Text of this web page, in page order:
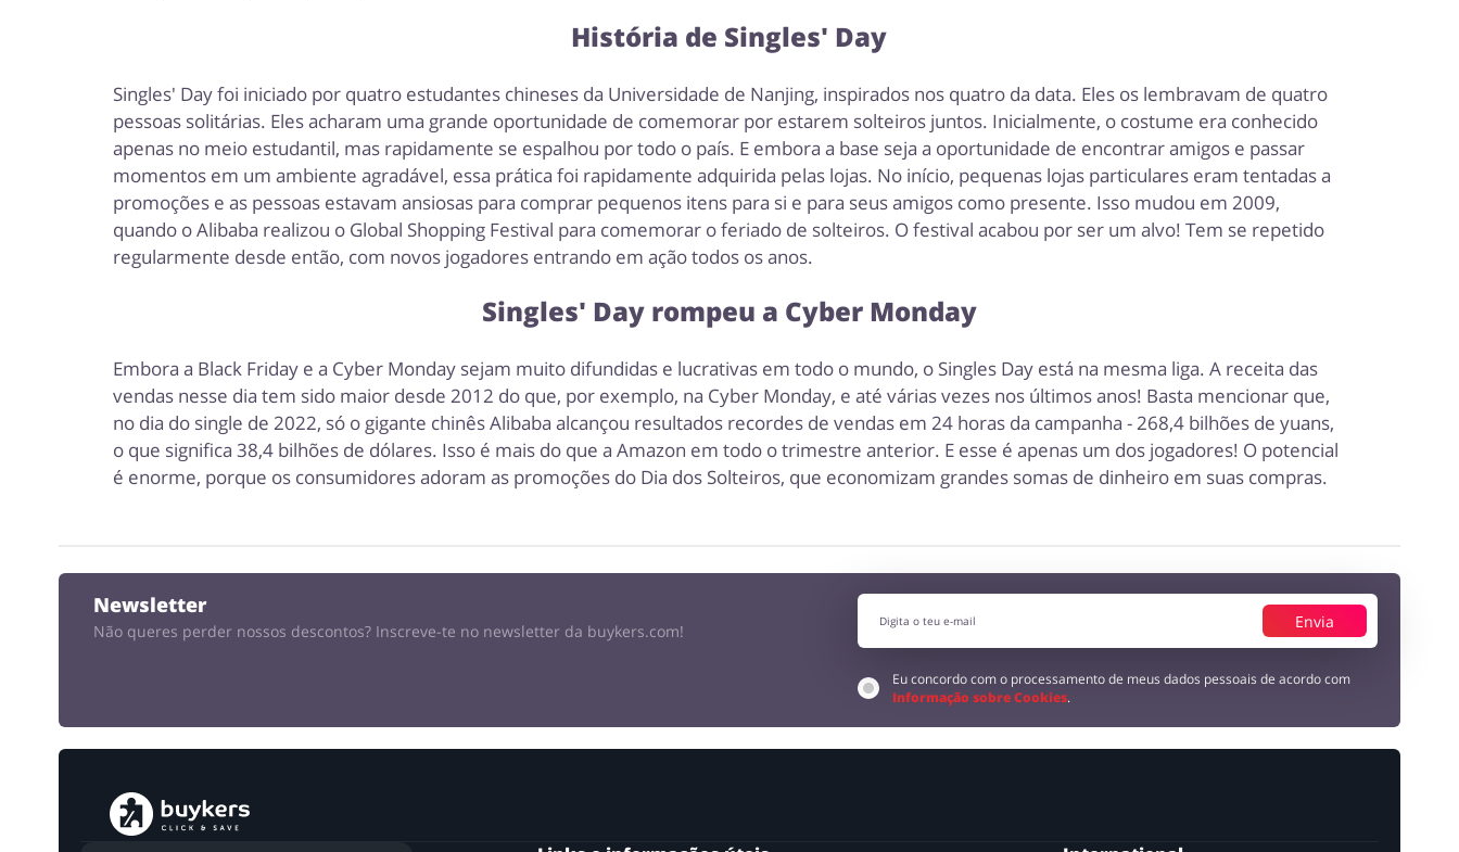
História de Singles' Day
Singles' Day foi iniciado por quatro estudantes chineses da Universidade de Nanjing, inspirados nos quatro da data. Eles os lembravam de quatro
pessoas solitárias. Eles acharam uma grande oportunidade de comemorar por estarem solteiros juntos. Inicialmente, o costume era conhecido
apenas no meio estudantil, mas rapidamente se espalhou por todo o país. E embora a base seja a oportunidade de encontrar amigos e passar
momentos em um ambiente agradável, essa prática foi rapidamente adquirida pelas lojas. No início, pequenas lojas particulares eram tentadas a
promoções e as pessoas estavam ansiosas para comprar pequenos itens para si e para seus amigos como presente. Isso mudou em 2009,
quando o Alibaba realizou o Global Shopping Festival para comemorar o feriado de solteiros. O festival acabou por ser um alvo! Tem se repetido
regularmente desde então, com novos jogadores entrando em ação todos os anos.
Singles' Day rompeu a Cyber ​​Monday
Embora a Black Friday e a Cyber ​​Monday sejam muito difundidas e lucrativas em todo o mundo, o Singles Day está na mesma liga. A receita das
vendas nesse dia tem sido maior desde 2012 do que, por exemplo, na Cyber ​​Monday, e até várias vezes nos últimos anos! Basta mencionar que,
no dia do single de 2022, só o gigante chinês Alibaba alcançou resultados recordes de vendas em 24 horas da campanha - 268,4 bilhões de yuans,
o que significa 38,4 bilhões de dólares. Isso é mais do que a Amazon em todo o trimestre anterior. E esse é apenas um dos jogadores! O potencial
é enorme, porque os consumidores adoram as promoções do Dia dos Solteiros, que economizam grandes somas de dinheiro em suas compras.
Newsletter
Não queres perder nossos descontos?Inscreve-te no newsletter da buykers.com! Envia
Eu concordo com o processamento de meus dados pessoais de acordo com
Informação sobre Cookies.